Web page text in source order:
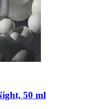
50 ml